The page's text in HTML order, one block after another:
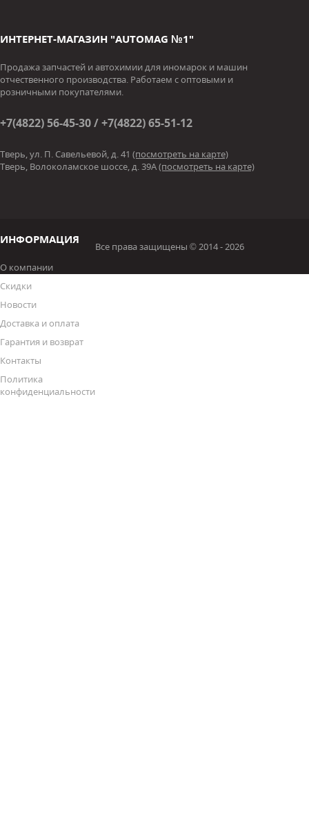
ИНТЕРНЕТ-МАГАЗИН "AUTOMAG №1"
Продажа запчастей и автохимии для иномарок и машин
отчественного производства. Работаем с оптовыми и
розничными покупателями.
+7(4822) 56-45-30 / +7(4822) 65-51-12
Тверь, ул. П. Савельевой, д. 41 (посмотреть на карте)
Тверь, Волоколамское шоссе, д. 39А(посмотреть на карте)
ИНФОРМАЦИЯ
О компании
Скидки
Новости
Доставка и оплата
Гарантия и возврат
Контакты
Политика
конфиденциальности
Все права защищены © 2014 - 2026